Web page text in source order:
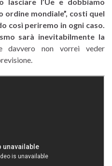
lasciare l’Ue e dobbiamo
ordine mondiale”, costi quel
così periremo in ogni caso.
sarà inevitabilmente la
davvero non vorrei veder